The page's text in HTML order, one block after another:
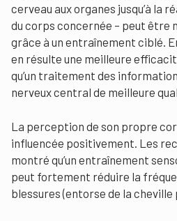
cerveau aux organes jusqu’à la
du corps concernée – peut être
grâce à un entraînement ciblé.
en résulte une meilleure
qu’un traitement des
nerveux central de meilleure
La perception de son propre
influencée positivement. Les
montré qu’un entraînement
peut fortement réduire la
blessures (entorse de la cheville